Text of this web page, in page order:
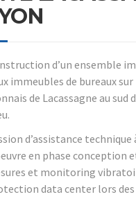
d’un ensemble
immeubles de bureaux
de Lacassagne au sud
d’assistance
en phase conception
et monitoring
data center lors